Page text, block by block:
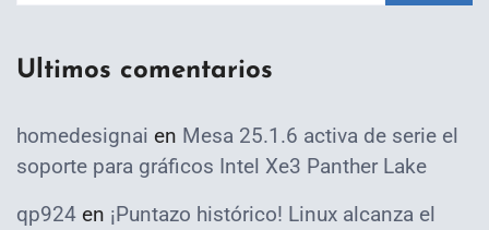
Ultimos comentarios
homedesignai en Mesa 25.1.6 activa de serie el
soporte para gráficos Intel Xe3 Panther Lake
qp924 en ¡Puntazo histórico! Linux alcanza el